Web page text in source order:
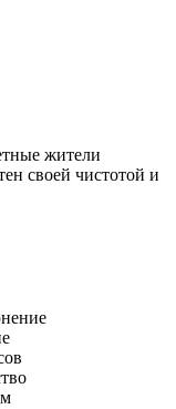
жители
своей чистотой и